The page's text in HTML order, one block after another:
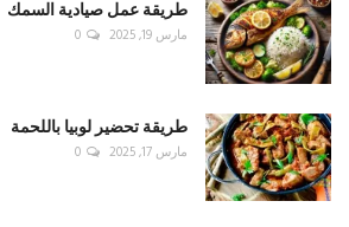
طريقة عمل صيادية السمك
مارس 19, 2025 0
طريقة تحضير لوبيا باللحمة
مارس 17, 2025 0